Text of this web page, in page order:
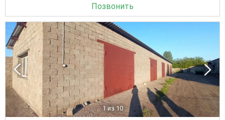
Позвонить
1 из 10